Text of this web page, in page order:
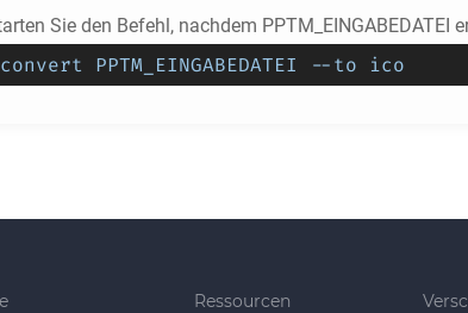
Sie den Befehl, nachdem PPTM_EINGABEDATEI
PPTM_EINGABEDATEI --to ico
Ressourcen